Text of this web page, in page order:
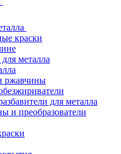
краски
металла
ржавчины
для металла
и преобразователи